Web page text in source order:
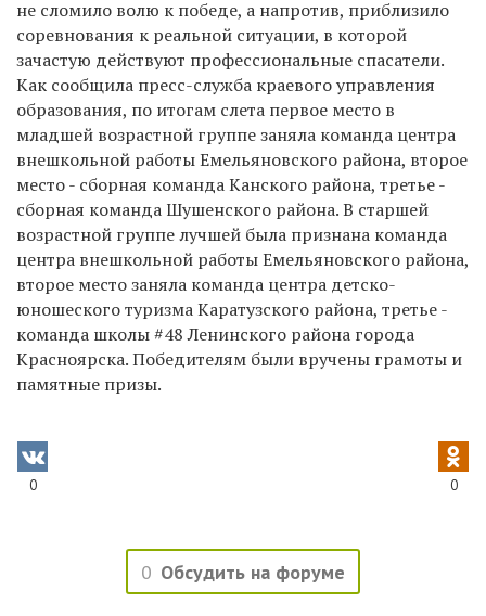
не сломило волю к победе, а напротив, приблизило
соревнования к реальной ситуации, в которой
зачастую действуют профессиональные спасатели.
Как сообщила пресс-служба краевого управления
образования, по итогам слета первое место в
младшей возрастной группе заняла команда центра
внешкольной работы Емельяновского района, второе
место - сборная команда Канского района, третье -
сборная команда Шушенского района. В старшей
возрастной группе лучшей была признана команда
центра внешкольной работы Емельяновского района,
второе место заняла команда центра детско-
юношеского туризма Каратузского района, третье -
команда школы #48 Ленинского района города
Красноярска. Победителям были вручены грамоты и
памятные призы.
0 0
0 Обсудить на форуме